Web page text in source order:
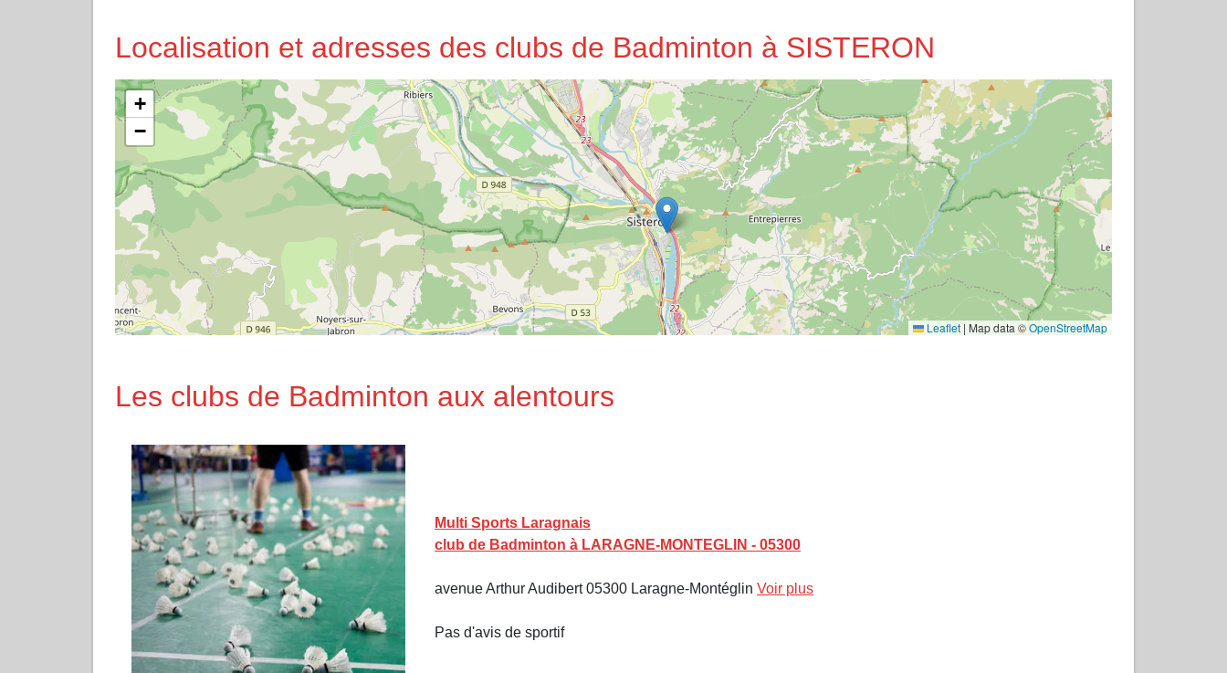
Localisation et adresses des clubs de Badminton à SISTERON
+
−
Leaflet | Map data ©OpenStreetMap
Les clubs de Badminton aux alentours
Multi Sports Laragnais
club de Badminton à LARAGNE-MONTEGLIN - 05300
avenue Arthur Audibert 05300 Laragne-Montéglin Voir plus
Pas d'avis de sportif